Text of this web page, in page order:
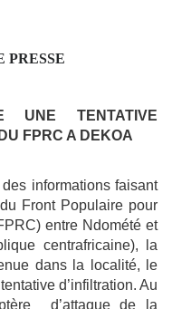
PRESSE
UNE TENTATIVE
FPRC A DEKOA
informations faisant
Front Populaire pour
entre Ndomété et
centrafricaine), la
dans la localité, le
d’infiltration. Au
d’attaque de la